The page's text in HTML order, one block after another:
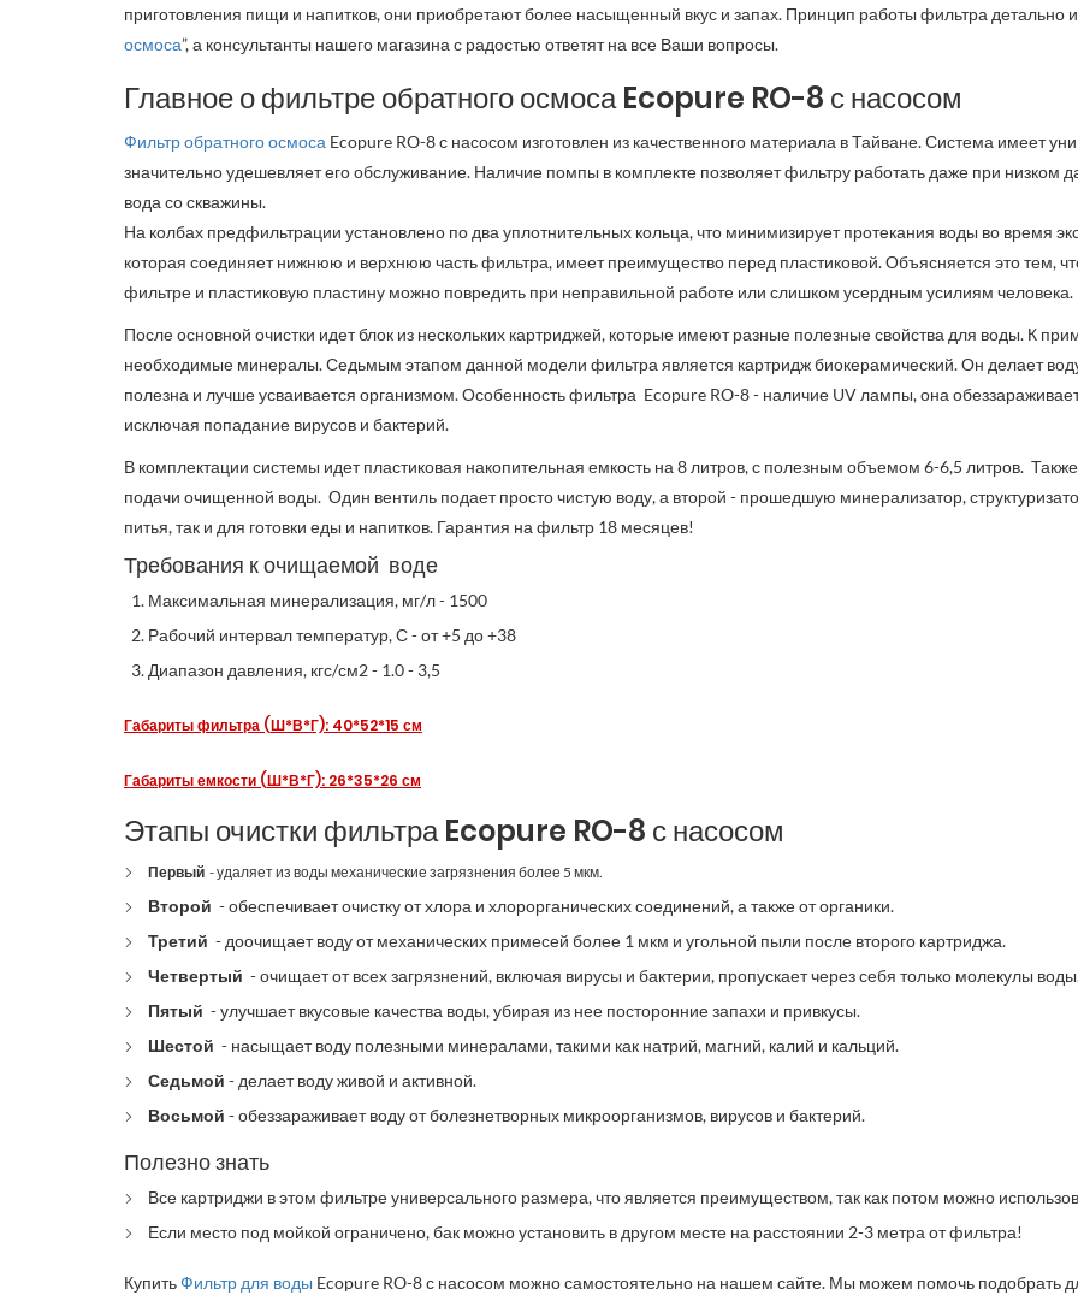
приготовления пищи и напитков, они приобретают более насыщенный вкус и запах. Принцип работы фильтра детально
осмоса”, а консультанты нашего магазина с радостью ответят на все Ваши вопросы.
Главное о фильтре обратного осмосаEcopure RO-8 с насосом
Фильтр обратного осмоса Ecopure RO-8 с насосом изготовлен из качественного материала в Тайване. Система имеет
значительно удешевляет его обслуживание. Наличие помпы в комплекте позволяет фильтру работать даже при низком
вода со скважины.
На колбах предфильтрации установлено по два уплотнительных кольца, что минимизирует протекания воды во время
которая соединяет нижнюю и верхнюю часть фильтра, имеет преимущество перед пластиковой. Объясняется это тем,
фильтре и пластиковую пластину можно повредить при неправильной работе или слишком усердным усилиям
После основной очистки идет блок из нескольких картриджей, которые имеют разные полезные свойства для воды. К
необходимые минералы. Седьмым этапом данной модели фильтра является картридж биокерамический. Он делает воду
полезна и лучше усваивается организмом. Особенность фильтра Ecopure RO-8 - наличие UV лампы, она
исключая попадание вирусов и бактерий.
В комплектации системы идет пластиковая накопительная емкость на 8 литров, с полезным объемом 6-6,5 литров.
подачи очищенной воды. Один вентиль подает просто чистую воду, а второй - прошедшую минерализатор,
питья, так и для готовки еды и напитков. Гарантия на фильтр 18 месяцев!
Требования к очищаемой воде
Максимальная минерализация, мг/л - 1500
Рабочий интервал температур, С - от +5 до +38
Диапазон давления, кгс/см2 - 1.0 - 3,5
Габариты фильтра (Ш*В*Г): 40*52*15 см
Габариты емкости (Ш*В*Г): 26*35*26 см
Этапы очистки фильтраEcopure RO-8 с насосом
Первый - удаляет из воды механические загрязнения более 5 мкм.
Второй - обеспечивает очистку от хлора и хлорорганических соединений, а также от органики.
Третий - доочищает воду от механических примесей более 1 мкм и угольной пыли после второго картриджа.
Четвертый - очищает от всех загрязнений, включая вирусы и бактерии, пропускает через себя только молекулы
Пятый - улучшает вкусовые качества воды, убирая из нее посторонние запахи и привкусы.
Шестой - насыщает воду полезными минералами, такими как натрий, магний, калий и кальций.
Седьмой - делает воду живой и активной.
Восьмой -обеззараживает воду от болезнетворных микроорганизмов, вирусов и бактерий.
Полезно знать
Все картриджи в этом фильтре универсального размера, что является преимуществом, так как потом можно
Если место под мойкой ограничено, бак можно установить в другом месте на расстоянии 2-3 метра от фильтра!
КупитьФильтр для воды Ecopure RO-8 с насосом можно самостоятельно на нашем сайте. Мы можем помочь подобрать